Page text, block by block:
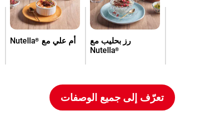
رز بحليب مع
®
Nutella
أم علي مع ®
Nutella
تعرّف إلى جميع الوصفات